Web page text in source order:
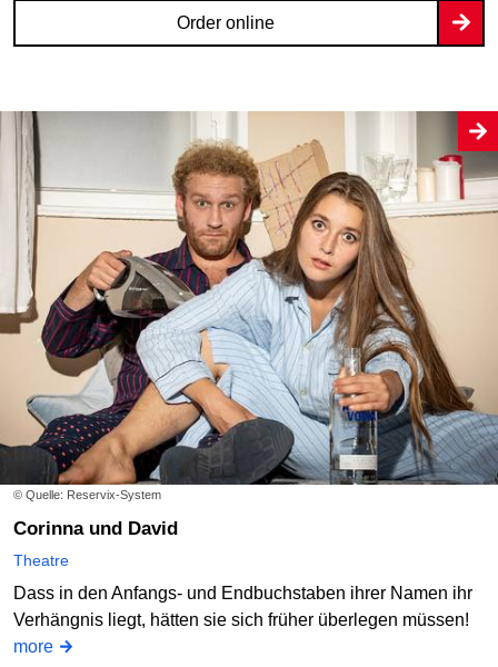
Order online
© Quelle: Reservix-System
Corinna und David
Theatre
Dass in den Anfangs- und Endbuchstaben ihrer Namen ihr
Verhängnis liegt, hätten sie sich früher überlegen müssen!
more